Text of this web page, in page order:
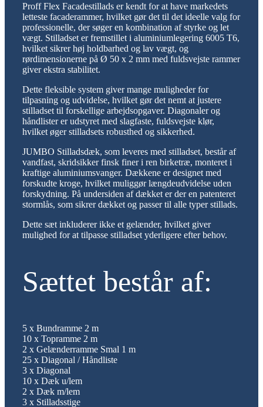
Proff Flex Facadestillads er kendt for at have markedets
letteste facaderammer, hvilket gør det til det ideelle valg for
professionelle, der søger en kombination af styrke og let
vægt. Stilladset er fremstillet i aluminiumlegering 6005 T6,
hvilket sikrer høj holdbarhed og lav vægt, og
rørdimensionerne på Ø 50 x 2 mm med fuldsvejste rammer
giver ekstra stabilitet.
Dette fleksible system giver mange muligheder for
tilpasning og udvidelse, hvilket gør det nemt at justere
stilladset til forskellige arbejdsopgaver. Diagonaler og
håndlister er udstyret med slagfaste, fuldsvejste klør,
hvilket øger stilladsets robusthed og sikkerhed.
JUMBO Stilladsdæk, som leveres med stilladset, består af
vandfast, skridsikker finsk finer i ren birketræ, monteret i
kraftige aluminiumsvanger. Dækkene er designet med
forskudte kroge, hvilket muliggør længdeudvidelse uden
forskydning. På undersiden af dækket er der en patenteret
stormlås, som sikrer dækket og passer til alle typer stillads.
Dette sæt inkluderer ikke et gelænder, hvilket giver
mulighed for at tilpasse stilladset yderligere efter behov.
Sættet består af:
5 x Bundramme 2 m
10 x Topramme 2 m
2 x Gelænderramme Smal 1 m
25 x Diagonal / Håndliste
3 x Diagonal
10 x Dæk u/lem
2 x Dæk m/lem
3 x Stilladsstige